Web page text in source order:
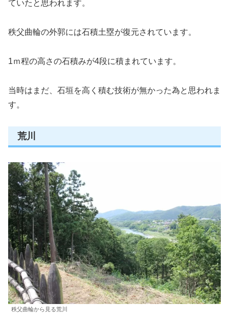
ていたと思われます。
秩父曲輪の外郭には石積土塁が復元されています。
1ｍ程の高さの石積みが4段に積まれています。
当時はまだ、石垣を高く積む技術が無かった為と思われま
す。
荒川
秩父曲輪から見る荒川